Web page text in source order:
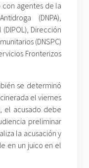
con agentes de la
(DNPA),
Dirección
(DNSPC)
Fronterizos
se determinó
el viernes
el acusado debe
preliminar
la acusación y
en un juico en el